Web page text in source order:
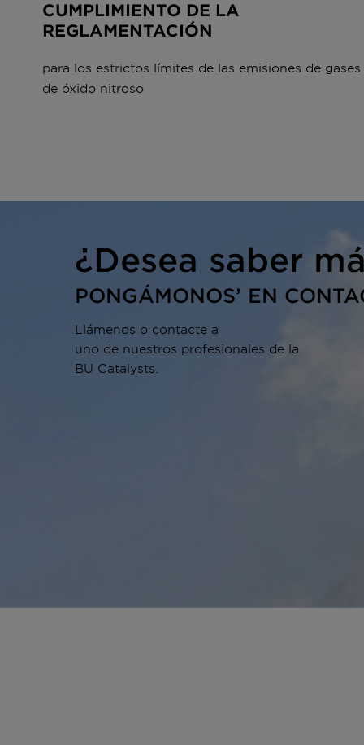
casi el 6 % de los efectos
antropogénicos sobre el clima. Una
300 veces más perjudicial para el
clima que la misma cantidad de
CUMPLIMIENTO DE LA
REGLAMENTACIÓN
para los estrictos límites de las emisiones de gases
de óxido nitroso
¿Desea saber
PONGÁMONOS’ EN
Llámenos o contacte a
uno de nuestros profesionales de la
BU Catalysts.